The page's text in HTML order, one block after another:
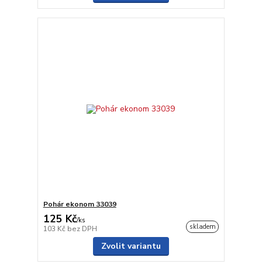
Pohár ekonom 33039
125 Kč/ks
103 Kč bez DPH skladem
Zvolit variantu